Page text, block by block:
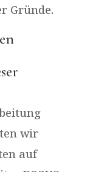
Gründe.
wir
auf